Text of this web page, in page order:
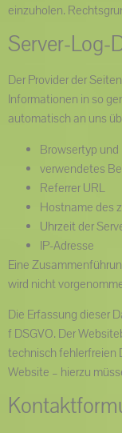
einzuholen.
Server-Log-
Der Provider der
Informationen in so
automatisch an uns
Browsertyp
verwendetes
Referrer URL
Hostname des
Uhrzeit der
IP-Adresse
Eine
wird nicht
Die Erfassung dieser
f DSGVO. Der
technisch fehlerfreien
Website – hierzu